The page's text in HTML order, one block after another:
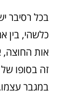
בכל רסיבר
כלשהי, בין
אות החוצה,
זה בסופו
במגבר